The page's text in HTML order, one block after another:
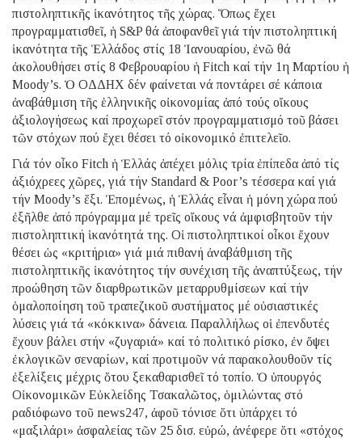
πιστοληπτικῆς ἱκανότητος τῆς χώρας. Ὅπως ἔχει
προγραμματισθεῖ, ἡ S&P θά ἀποφανθεῖ γιά τήν πιστοληπτική
ἱκανότητα τῆς Ἑλλάδος στίς 18 Ἰανουαρίου, ἐνῶ θά
ἀκολουθήσει στίς 8 Φεβρουαρίου ἡ Fitch καί τήν 1η Μαρτίου ἡ
Moody’s. Ὁ ΟΔΔΗΧ δέν φαίνεται νά ποντάρει σέ κάποια
ἀναβάθμιση τῆς ἑλληνικῆς οἰκονομίας ἀπό τούς οἴκους
ἀξιολογήσεως καί προχωρεῖ στόν προγραμματισμό τοῦ βάσει
τῶν στόχων πού ἔχει θέσει τό οἰκονομικό ἐπιτελεῖο.
Γιά τόν οἶκο Fitch ἡ Ἑλλάς ἀπέχει μόλις τρία ἐπίπεδα ἀπό τίς
ἀξιόχρεες χῶρες, γιά τήν Standard & Poor’s τέσσερα καί γιά
τήν Moody’s ἕξι. Ἑπομένως, ἡ Ἑλλάς εἶναι ἡ μόνη χώρα πού
ἐξῆλθε ἀπό πρόγραμμα μέ τρεῖς οἴκους νά ἀμφισβητοῦν τήν
πιστοληπτική ἱκανότητά της. Οἱ πιστοληπτικοί οἶκοι ἔχουν
θέσει ὡς «κριτήρια» γιά μιά πιθανή ἀναβάθμιση τῆς
πιστοληπτικῆς ἱκανότητος τήν συνέχιση τῆς ἀναπτύξεως, τήν
προώθηση τῶν διαρθρωτικῶν μεταρρυθμίσεων καί τήν
ὁμαλοποίηση τοῦ τραπεζικοῦ συστήματος μέ οὐσιαστικές
λύσεις γιά τά «κόκκινα» δάνεια. Παραλλήλως οἱ ἐπενδυτές
ἔχουν βάλει στήν «ζυγαριά» καί τό πολιτικό ρίσκο, ἐν ὄψει
ἐκλογικῶν σεναρίων, καί προτιμοῦν νά παρακολουθοῦν τίς
ἐξελίξεις μέχρις ὅτου ξεκαθαρισθεῖ τό τοπίο. Ὁ ὑπουργός
Οἰκονομικῶν Εὐκλείδης Τσακαλῶτος, ὁμιλώντας στό
ραδιόφωνο τοῦ news247, ἀφοῦ τόνισε ὅτι ὑπάρχει τό
«μαξιλάρι» ἀσφαλείας τῶν 25 δισ. εὐρώ, ἀνέφερε ὅτι «στόχος